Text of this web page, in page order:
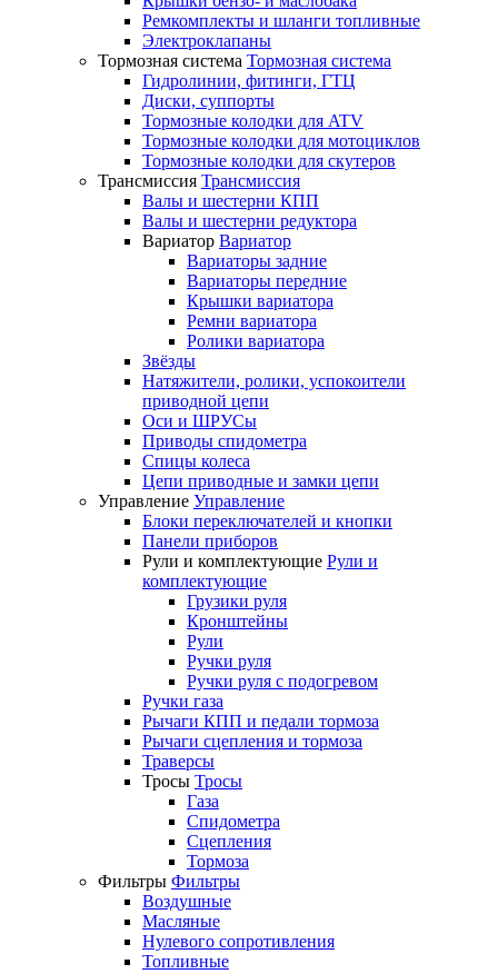
Ремкомплекты и шланги топливные
Электроклапаны
Тормозная система Тормозная система
Гидролинии, фитинги, ГТЦ
Диски, суппорты
Тормозные колодки для ATV
Тормозные колодки для мотоциклов
Тормозные колодки для скутеров
Трансмиссия Трансмиссия
Валы и шестерни КПП
Валы и шестерни редуктора
Вариатор Вариатор
Вариаторы задние
Вариаторы передние
Крышки вариатора
Ремни вариатора
Ролики вариатора
Звёзды
Натяжители, ролики, успокоители
приводной цепи
Оси и ШРУСы
Приводы спидометра
Спицы колеса
Цепи приводные и замки цепи
Управление Управление
Блоки переключателей и кнопки
Панели приборов
Рули и комплектующие Рули и
комплектующие
Грузики руля
Кронштейны
Рули
Ручки руля
Ручки руля с подогревом
Ручки газа
Рычаги КПП и педали тормоза
Рычаги сцепления и тормоза
Траверсы
Тросы Тросы
Газа
Спидометра
Сцепления
Тормоза
Фильтры Фильтры
Воздушные
Масляные
Нулевого сопротивления
Топливные